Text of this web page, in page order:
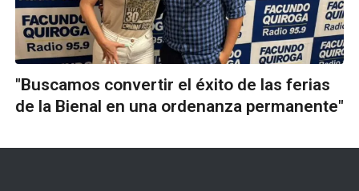
"Buscamos convertir el éxito de las ferias
de la Bienal en una ordenanza permanente"